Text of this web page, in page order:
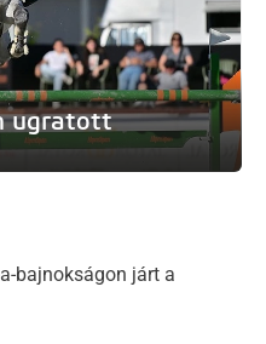
ugratott
bajnokságon járt a